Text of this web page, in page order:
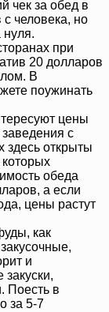
чек за обед в
с человека, но
нуля.
при
20 долларов
В
поужинать
цены
с
здесь открыты
обеда
а если
цены растут
как
и
Поесть в
за 5-7